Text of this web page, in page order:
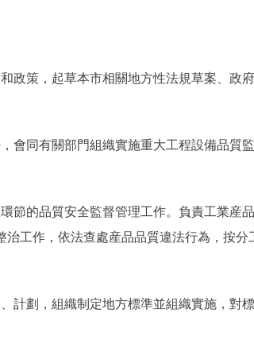
策，起草本市相關地方性法規草案、政
同有關部門組織實施重大工程設備品質
的品質安全監督管理工作。負責工業産
工作，依法查處産品品質違法行為，按分
劃，組織制定地方標準並組織實施，對